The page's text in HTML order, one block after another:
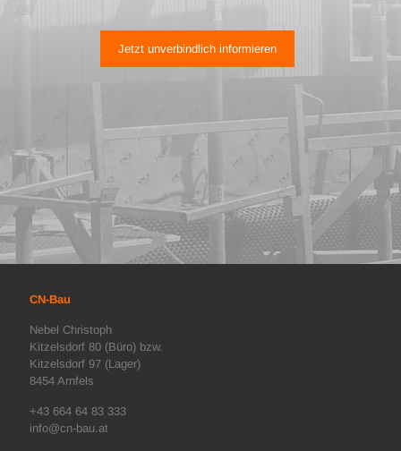
Jetzt unverbindlich informieren
CN-Bau
Nebel Christoph
Kitzelsdorf 80 (Büro) bzw.
Kitzelsdorf 97 (Lager)
8454 Arnfels
+43 664 64 83 333
info@cn-bau.at